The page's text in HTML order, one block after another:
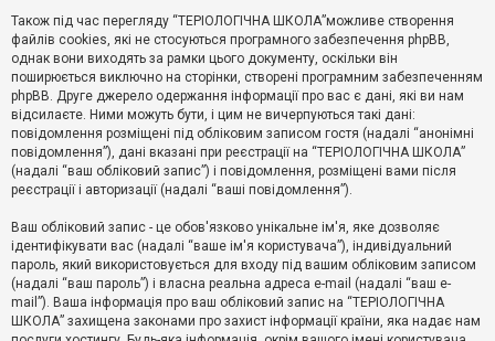
і
д
е
й
А
т
и
в
е
м
и
Також під час перегляду “ТЕРІОЛОГІЧНА ШКОЛА”можливе створення
файлів cookies, які не стосуються програмного забезпечення phpBB,
однак вони виходять за рамки цього документу, оскільки він
поширюється виключно на сторінки, створені програмним забезпеченням
phpBB. Друге джерело одержання інформації про вас є дані, які ви нам
відсилаєте. Ними можуть бути, і цим не вичерпуються такі дані:
повідомлення розміщені під обліковим записом гостя (надалі “анонімні
повідомлення”), дані вказані при реєстрації на “ТЕРІОЛОГІЧНА ШКОЛА”
(надалі “ваш обліковий запис”) і повідомлення, розміщені вами після
реєстрації і авторизації (надалі “ваші повідомлення”).
Ваш обліковий запис - це обов'язково унікальне ім'я, яке дозволяє
ідентифікувати вас (надалі “ваше ім'я користувача”), індивідуальний
пароль, який використовується для входу під вашим обліковим записом
(надалі “ваш пароль”) і власна реальна адреса e-mail (надалі “ваш e-
mail”). Ваша інформація про ваш обліковий запис на “ТЕРІОЛОГІЧНА
ШКОЛА” захищена законами про захист інформації країни, яка надає нам